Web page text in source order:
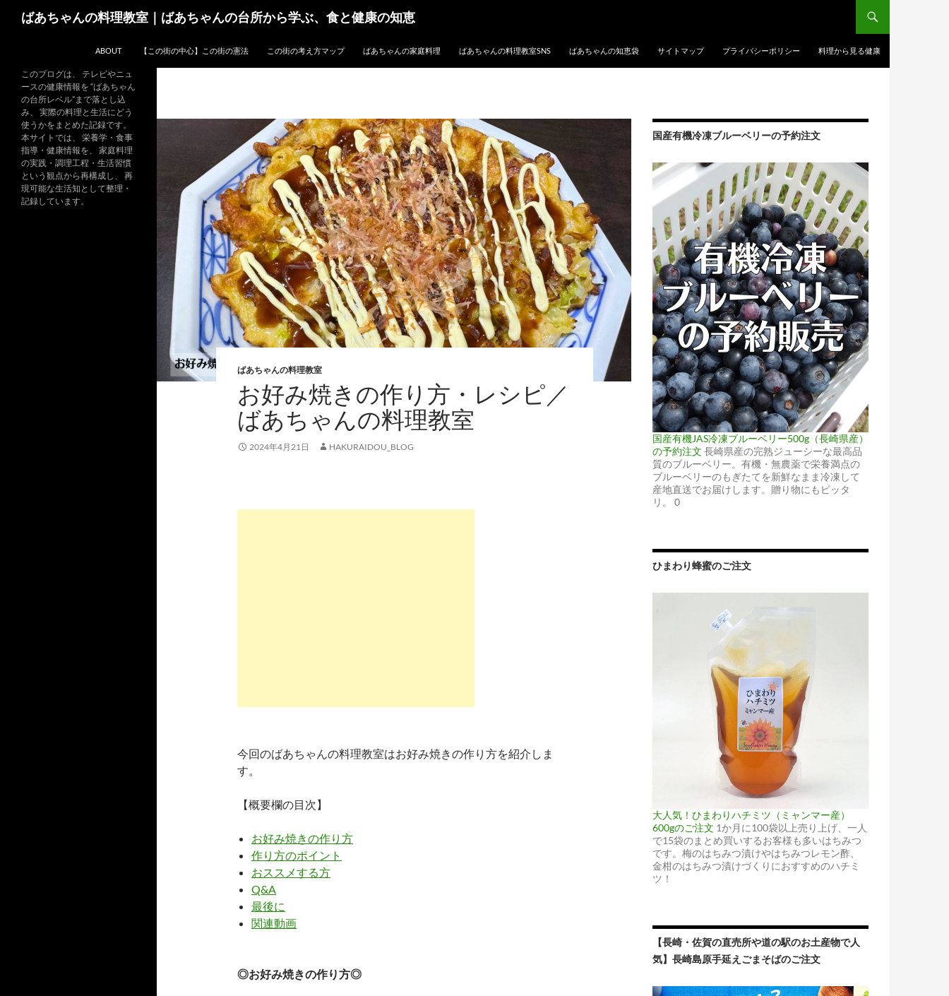
ばあちゃんの料理教室｜ばあちゃんの台所から学ぶ、食と健康の知恵
ABOUT 【この街の中心】この街の憲法 この街の考え方マップ ばあちゃんの家庭料理 ばあちゃんの料理教室SNS ばあちゃんの知恵袋 サイトマップ プライバシーポリシー 料理から見る健康
ばあちゃんの料理教室
お好み焼きの作り方・レシピ／
ばあちゃんの料理教室
2024年4月21日 HAKURAIDOU_BLOG
今回のばあちゃんの料理教室はお好み焼きの作り方を紹介しま
す。
【概要欄の目次】
お好み焼きの作り方
作り方のポイント
おススメする方
Q&A
最後に
関連動画
◎お好み焼きの作り方◎
国産有機冷凍ブルーベリーの予約注文
国産有機JAS冷凍ブルーベリー500g（長崎県産）
の予約注文 長崎県産の完熟ジューシーな最高品
質のブルーベリー。有機・無農薬で栄養満点の
ブルーベリーのもぎたてを新鮮なまま冷凍して
産地直送でお届けします。贈り物にもピッタ
リ。 0
ひまわり蜂蜜のご注文
大人気！ひまわりハチミツ（ミャンマー産）
600gのご注文 1か月に100袋以上売り上げ、一人
で15袋のまとめ買いするお客様も多いはちみつ
です。梅のはちみつ漬けやはちみつレモン酢、
金柑のはちみつ漬けづくりにおすすめのハチミ
ツ！
【長崎・佐賀の直売所や道の駅のお土産物で人
気】長崎島原手延えごまそばのご注文
このブログは、 テレビやニュ
ースの健康情報を “ばあちゃん
の台所レベル”まで落とし込
み、 実際の料理と生活にどう
使うかをまとめた記録です。
本サイトでは、 栄養学・食事
指導・健康情報を、 家庭料理
の実践・調理工程・生活習慣
という観点から再構成し、 再
現可能な生活知として整理・
記録しています。